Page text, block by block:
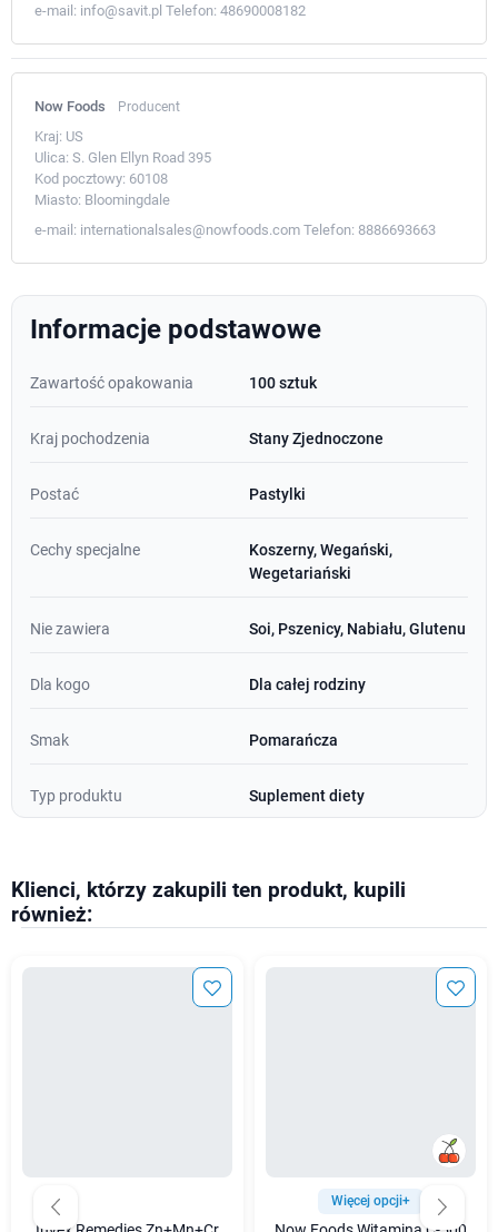
e-mail: info@savit.pl Telefon: 48690008182
Now Foods Producent
Kraj: US
Ulica: S. Glen Ellyn Road 395
Kod pocztowy: 60108
Miasto: Bloomingdale
e-mail: internationalsales@nowfoods.com Telefon: 8886693663
Informacje podstawowe
Zawartość opakowania 100 sztuk
Kraj pochodzenia Stany Zjednoczone
Postać Pastylki
Cechy specjalne
Koszerny, Wegański,
Wegetariański
Nie zawiera Soi, Pszenicy, Nabiału, Glutenu
Dla kogo Dla całej rodziny
Smak Pomarańcza
Typ produktu Suplement diety
Klienci, którzy zakupili ten produkt, kupili
również:
Więcej opcji+